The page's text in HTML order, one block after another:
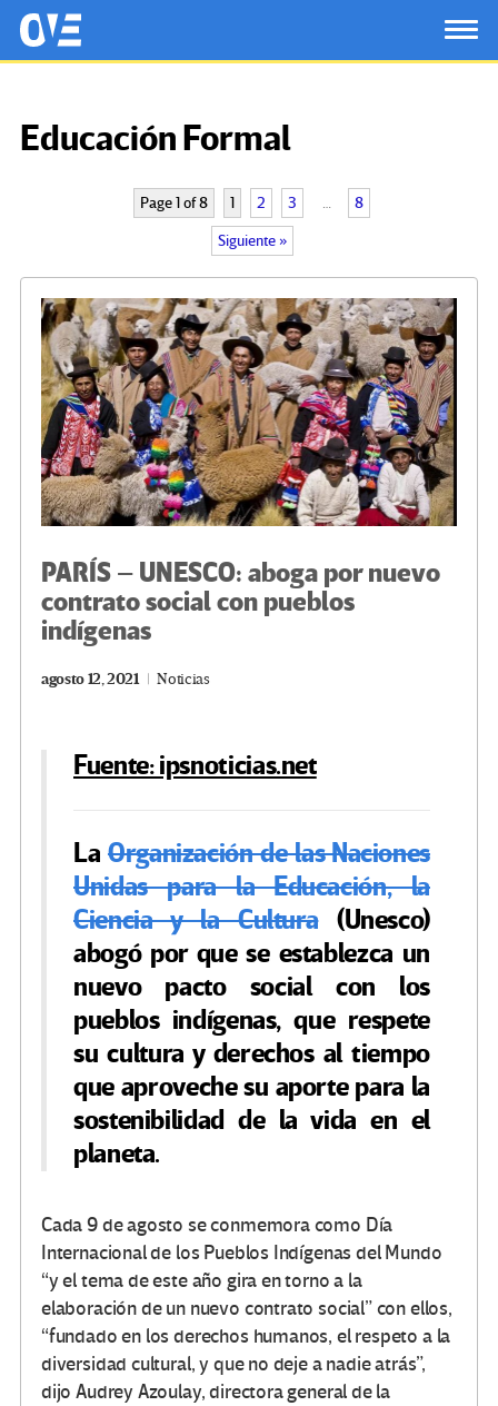
Saltar al contenido principal
OtrasVocesenEducacion.org
Educación Formal
Page 1 of 8 1 2 3 … 8
Siguiente »
PARÍS – UNESCO: aboga por nuevo
contrato social con pueblos
indígenas
agosto 12, 2021 Noticias
Fuente: ipsnoticias.net
La Organización de las Naciones
Unidas para la Educación, la
Ciencia y la Cultura(Unesco)
abogó por que se establezca un
nuevo pacto social con los
pueblos indígenas, que respete
su cultura y derechos al tiempo
que aproveche su aporte para la
sostenibilidad de la vida en el
planeta.
Cada 9 de agosto se conmemora como Día
Internacional de los Pueblos Indígenas del Mundo
“y el tema de este año gira en torno a la
elaboración de un nuevo contrato social” con ellos,
“fundado en los derechos humanos, el respeto a la
diversidad cultural, y que no deje a nadie atrás”,
dijo Audrey Azoulay, directora general de la